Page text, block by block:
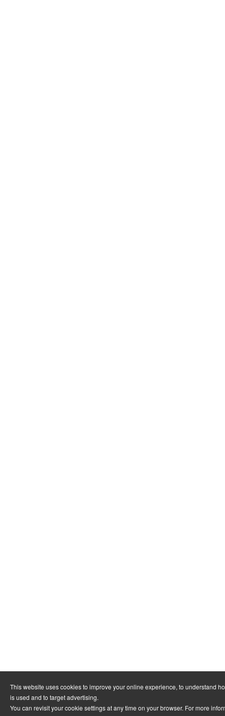
This website uses cookies to improve your online experience, to understand
is used and to target advertising.
You can revisit your cookie settings at any time on your browser. For more